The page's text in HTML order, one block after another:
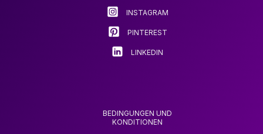
Produktseite
gewählt
INSTAGRAM
PINTEREST
LINKEDIN
BEDINGUNGEN UND
KONDITIONEN